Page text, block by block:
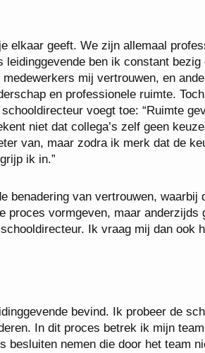
elkaar geeft. We zijn allemaal
ben ik constant
mij vertrouwen, en
en professionele ruimte.
voegt toe: “Ruimte
niet dat collega’s zelf geen
van, maar zodra ik merk dat de
ik in.”
benadering van vertrouwen, waarbij
proces vormgeven, maar anderzijds
Ik vraag mij dan ook
bevind. Ik probeer de
In dit proces betrek ik mijn
nemen die door het team